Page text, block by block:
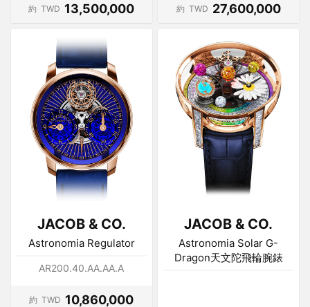
約 TWD 13,500,000 約 TWD 27,600,000
JACOB & CO.
Astronomia Regulator
AR200.40.AA.AA.A
約 TWD 10,860,000
JACOB & CO.
Astronomia Solar G-
Dragon天文陀飛輪腕錶